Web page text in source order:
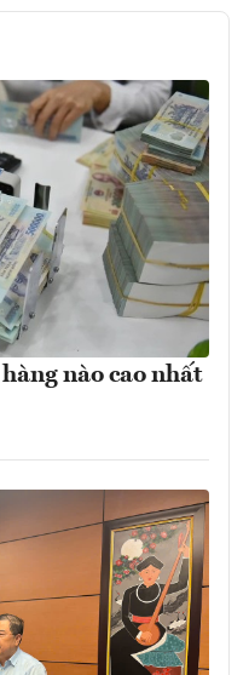
nào cao nhất